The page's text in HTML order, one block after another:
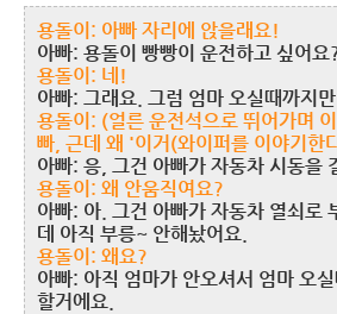
용돌이: 아빠 자리에 앉을래요!
아빠: 용돌이 빵빵이 운전하고 싶어요
용돌이: 네!
아빠: 그래요. 그럼 엄마 오실때까지
용돌이: (얼른 운전석으로 뛰어가며
빠, 근데 왜 '이거(와이퍼를 이야기한
아빠: 응, 그건 아빠가 자동차 시동을
용돌이: 왜 안움직여요?
아빠: 아. 그건 아빠가 자동차 열쇠로
데 아직 부릉~ 안해놨어요.
용돌이: 왜요?
아빠: 아직 엄마가 안오셔서 엄마 오
할거에요.